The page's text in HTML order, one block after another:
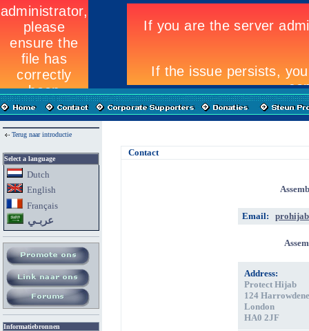
Terug naar introductie
Select a language
Dutch
English
Français
عربـي
Informatiebronnen
Contact
Email:
Address:
Protect Hijab
124
London
HA0 2JF